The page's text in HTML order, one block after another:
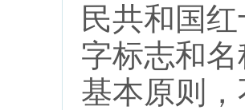
民共和国
字标志和
基本原则